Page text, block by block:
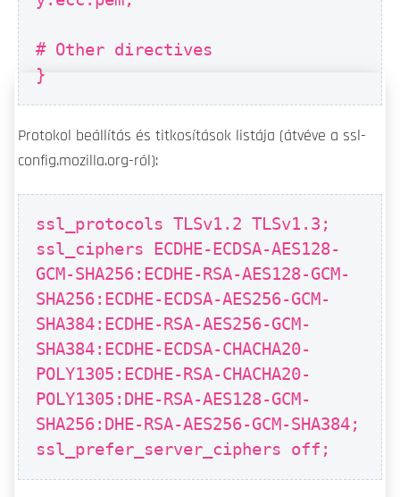
# Other directives
}
Protokol beállítás és titkosítások listája (átvéve a ssl-
config.mozilla.org-ról):
ssl_protocols TLSv1.2 TLSv1.3;
ssl_ciphers ECDHE-ECDSA-AES128-
GCM-SHA256:ECDHE-RSA-AES128-GCM-
SHA256:ECDHE-ECDSA-AES256-GCM-
SHA384:ECDHE-RSA-AES256-GCM-
SHA384:ECDHE-ECDSA-CHACHA20-
POLY1305:ECDHE-RSA-CHACHA20-
POLY1305:DHE-RSA-AES128-GCM-
SHA256:DHE-RSA-AES256-GCM-SHA384;
ssl_prefer_server_ciphers off;